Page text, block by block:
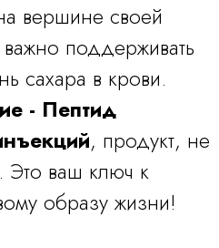
вершине своей
поддерживать
сахара в крови.
- Пептид
, продукт, не
ваш ключ к
образу жизни!